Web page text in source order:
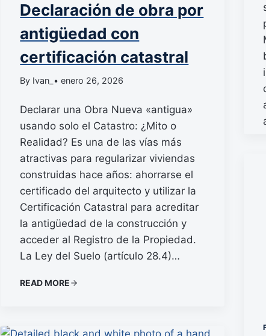
Declaración de obra por
antigüedad con
certificación catastral
By Ivan_ • enero 26, 2026
Declarar una Obra Nueva «antigua»
usando solo el Catastro: ¿Mito o
Realidad? Es una de las vías más
atractivas para regularizar viviendas
construidas hace años: ahorrarse el
certificado del arquitecto y utilizar la
Certificación Catastral para acreditar
la antigüedad de la construcción y
acceder al Registro de la Propiedad.
La Ley del Suelo (artículo 28.4)…
READ MORE